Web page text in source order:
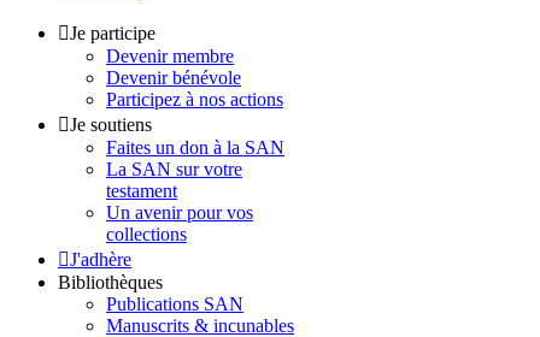
Je participe
Devenir membre
Devenir bénévole
Participez à nos actions
Je soutiens
Faites un don à la SAN
La SAN sur votre
testament
Un avenir pour vos
collections
J'adhère
Bibliothèques
Publications SAN
Manuscrits & incunables